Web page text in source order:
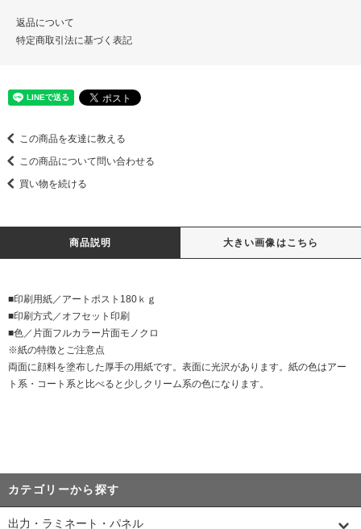
返品について
特定商取引法に基づく表記
この商品を友達に教える
この商品について問い合わせる
買い物を続ける
商品説明 大きい画像はこちら
■印刷用紙／アートポスト180ｋｇ
■印刷方式／オフセット印刷
■色／片面フルカラー片面モノクロ
※紙の特徴とご注意点
両面に顔料を塗布した厚手の用紙です。表面に光沢があります。紙の色はアー
ト系・コート系と比べると少しクリーム系の色になります。
カテゴリーから探す
出力・ラミネート・パネル